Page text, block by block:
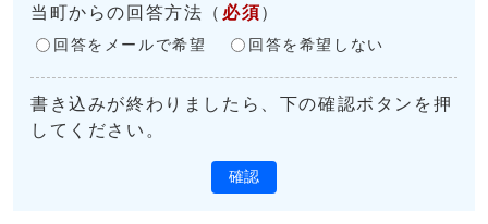
当町からの回答方法 （ 必須 ）
回答をメールで希望 回答を希望しない
書き込みが終わりましたら、下の確認ボタンを押
してください。
確認